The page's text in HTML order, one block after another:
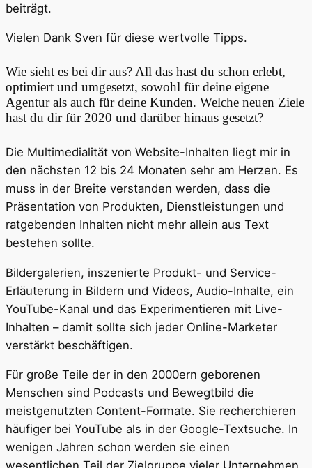
beiträgt.
Vielen Dank Sven für diese wertvolle Tipps.
Wie sieht es bei dir aus? All das hast du schon erlebt,
optimiert und umgesetzt, sowohl für deine eigene
Agentur als auch für deine Kunden. Welche neuen Ziele
hast du dir für 2020 und darüber hinaus gesetzt?
Die Multimedialität von Website-Inhalten liegt mir in
den nächsten 12 bis 24 Monaten sehr am Herzen. Es
muss in der Breite verstanden werden, dass die
Präsentation von Produkten, Dienstleistungen und
ratgebenden Inhalten nicht mehr allein aus Text
bestehen sollte.
Bildergalerien, inszenierte Produkt- und Service-
Erläuterung in Bildern und Videos, Audio-Inhalte, ein
YouTube-Kanal und das Experimentieren mit Live-
Inhalten – damit sollte sich jeder Online-Marketer
verstärkt beschäftigen.
Für große Teile der in den 2000ern geborenen
Menschen sind Podcasts und Bewegtbild die
meistgenutzten Content-Formate. Sie recherchieren
häufiger bei YouTube als in der Google-Textsuche. In
wenigen Jahren schon werden sie einen